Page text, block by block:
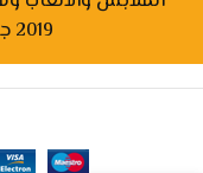
2019 جميع الحقوق محفوظة.